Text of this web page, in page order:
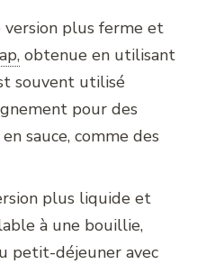
version plus ferme et
obtenue en utilisant
souvent utilisé
pour des
sauce, comme des
plus liquide et
à une bouillie,
petit-déjeuner avec